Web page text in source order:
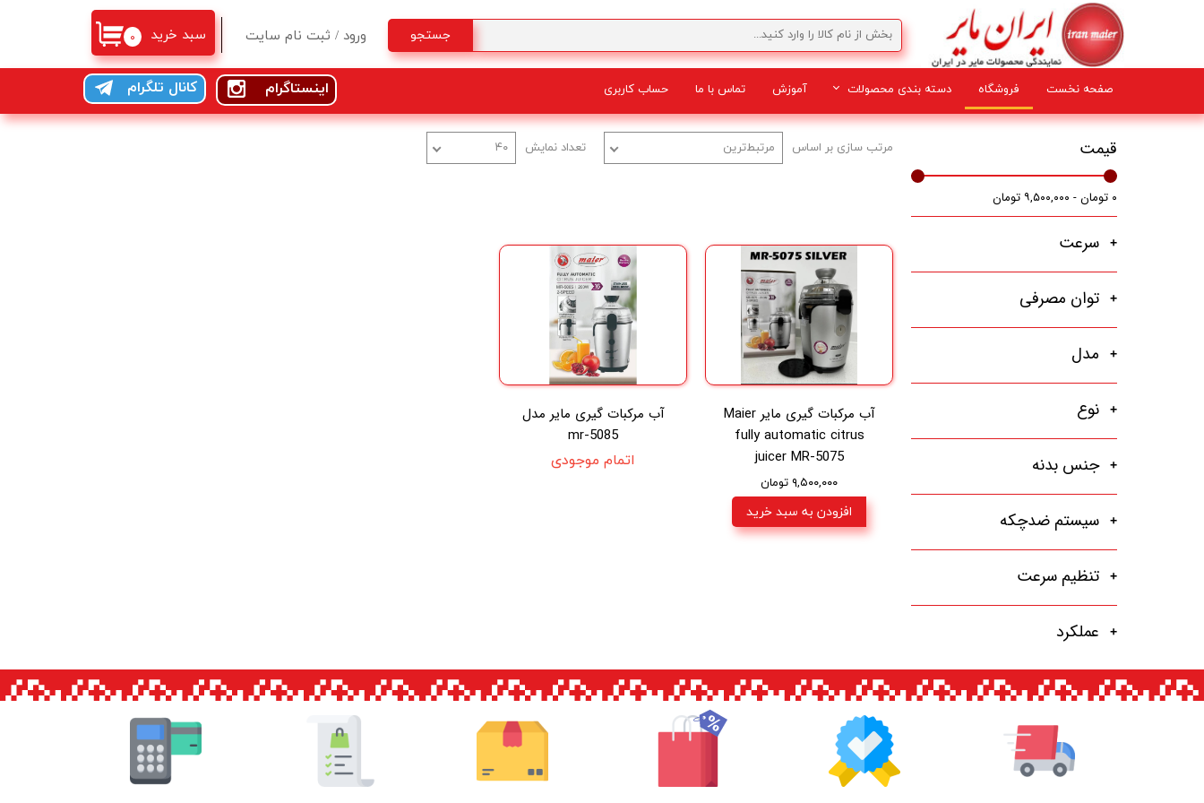
ورود / ثبت نام سایت
تغییر گذر واژه
جستجو
صفحه نخست فروشگاه دسته بندی محصولات آموزش تماس با ما حساب کاربری کانال تلگرام اینستاگرام
۰ سبد خرید
قیمت
۰ تومان - ۹,۵۰۰,۰۰۰ تومان
سرعت
توان مصرفی
مدل
نوع
جنس بدنه
سیستم ضدچکه
تنظیم سرعت
عملکرد
مرتب سازی بر اساس مرتبط‌ترین تعداد نمایش ۴۰
آب مرکبات گیری مایر Maier
fully automatic citrus
juicer MR-5075
۹,۵۰۰,۰۰۰ تومان
افزودن به سبد خرید
آب مرکبات گیری مایر مدل
mr-5085
اتمام موجودی